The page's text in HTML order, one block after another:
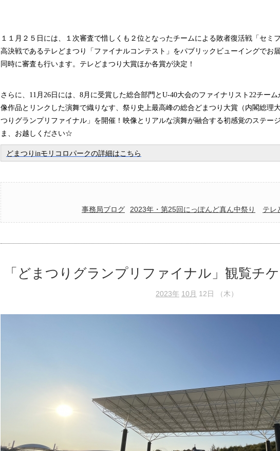
１１月２５日には、１次審査で惜しくも２位となったチームによる敗者復活戦「セミ
高決戦であるテレどまつり「ファイナルコンテスト」をパブリックビューイングでお
同時に審査も行います。テレどまつり大賞ほか各賞が決定！
さらに、 11 月 26 日には、 8月に受賞した総合部門と U-40大会のファイナリスト 22チーム
像作品とリンクした演舞で織りなす、祭り史上最高峰の総合どまつり大賞（内閣総理
つりグランプリファイナル」を開催！映像とリアルな演舞が融合する初感覚のステー
ま、お越しください☆
どまつりinモリコロパークの詳細はこちら
事務局ブログ
2023年・第25回にっぽんど真ん中祭り テレ
「どまつりグランプリファイナル」観覧チ
2023年 10月 12日 （木）